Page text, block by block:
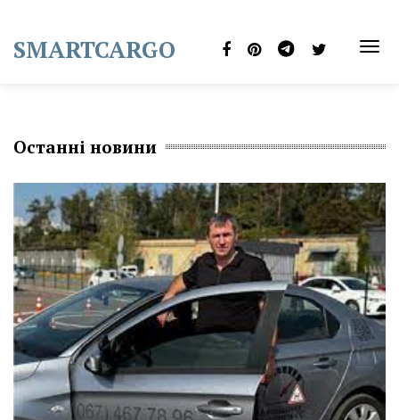
content
SMARTCARGO
Останні новини